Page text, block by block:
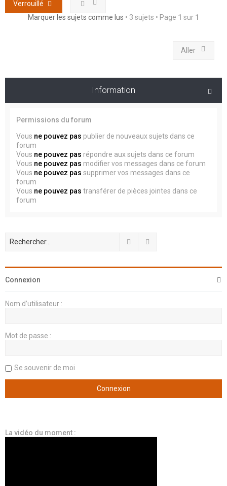
Verrouillé
Marquer les sujets comme lus • 3 sujets • Page 1 sur 1
Aller
Information
Permissions du forum
Vous ne pouvez pas publier de nouveaux sujets dans ce
forum
Vous ne pouvez pas répondre aux sujets dans ce forum
Vous ne pouvez pas modifier vos messages dans ce forum
Vous ne pouvez pas supprimer vos messages dans ce
forum
Vous ne pouvez pas transférer de pièces jointes dans ce
forum
Rechercher
Connexion
Nom d’utilisateur :
Mot de passe :
Se souvenir de moi
La vidéo du moment :